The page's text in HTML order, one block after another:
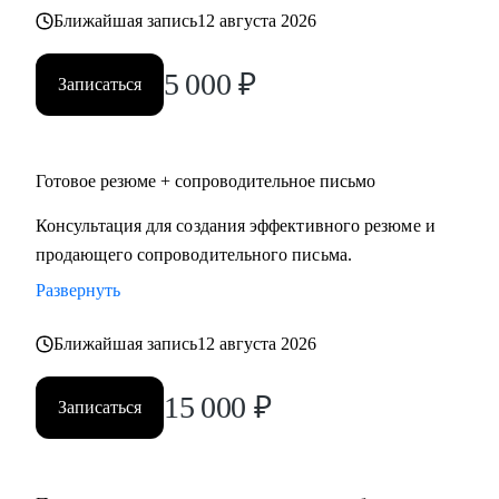
логистики, HR, юриспруденции.
заинтересован в повышении и изменении траектории
карьерного развития.
преодолеть "карьерный потолок", проработать
"выгорание".
Ближайшая запись12 августа 2026
Записаться 5 000 ₽
Готовое резюме + сопроводительное письмо
Консультация для создания эффективного резюме и
продающего сопроводительного письма.
Развернуть
Ближайшая запись12 августа 2026
Записаться 15 000 ₽